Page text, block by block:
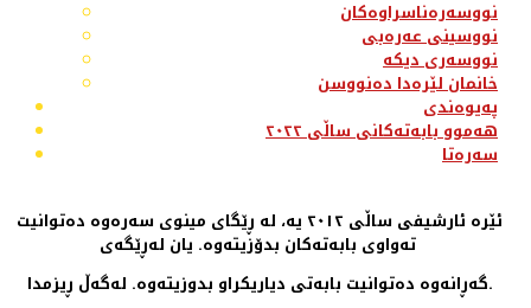
نووسەرەناسراوەکان
نووسینی عەرەبی
نووسەری دیکە
خانمان لێرەدا دەنووسن
پەیوەندی
هەموو بابەتەکانی ساڵی ٢٠٢٢
سەرەتا
ئێرە ئارشیفی ساڵی ٢٠١٢ یە، لە ڕێگای مینوی سەرەوە دەتوانیت
تەواوی بابەتەکان بدۆزیتەوە. یان لەڕێگەی
گەڕانەوە دەتوانیت بابەتی دیاریکراو بدوزیتەوە. لەگەڵ ڕیزمدا.